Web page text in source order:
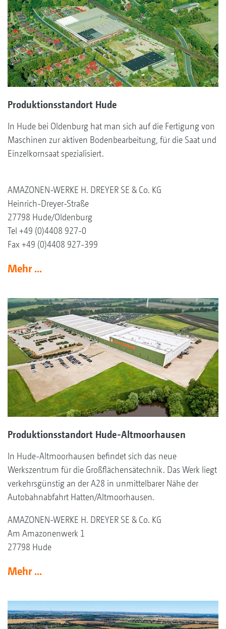
Produktionsstandort Hude
In Hude bei Oldenburg hat man sich auf die Fertigung von
Maschinen zur aktiven Bodenbearbeitung, für die Saat und
Einzelkornsaat spezialisiert.
AMAZONEN-WERKE H. DREYER SE & Co. KG
Heinrich-Dreyer-Straße
27798 Hude/Oldenburg
Tel +49 (0)4408 927-0
Fax +49 (0)4408 927-399
Mehr ...
Produktionsstandort Hude-Altmoorhausen
In Hude-Altmoorhausen befindet sich das neue
Werkszentrum für die Großflächensätechnik. Das Werk liegt
verkehrsgünstig an der A28 in unmittelbarer Nähe der
Autobahnabfahrt Hatten/Altmoorhausen.
AMAZONEN-WERKE H. DREYER SE & Co. KG
Am Amazonenwerk 1
27798 Hude
Mehr ...